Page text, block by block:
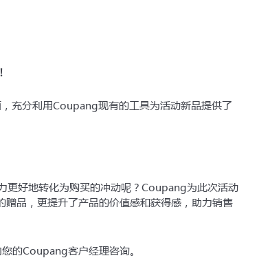
充分利用Coupang现有的工具为活动新品提供了
更好地转化为购买的冲动呢？Coupang为此次活动
赠品，更提升了产品的价值感和获得感，助力销售
的Coupang客户经理咨询。